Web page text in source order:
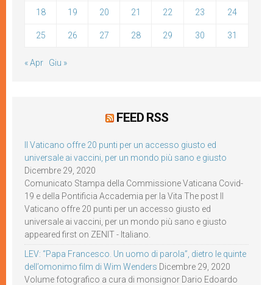
18 19 20 21 22 23 24
25 26 27 28 29 30 31
« Apr Giu »
FEED RSS
Il Vaticano offre 20 punti per un accesso giusto ed
universale ai vaccini, per un mondo più sano e giusto
Dicembre 29, 2020
Comunicato Stampa della Commissione Vaticana Covid-
19 e della Pontificia Accademia per la Vita The post Il
Vaticano offre 20 punti per un accesso giusto ed
universale ai vaccini, per un mondo più sano e giusto
appeared first on ZENIT - Italiano.
LEV: “Papa Francesco. Un uomo di parola”, dietro le quinte
dell’omonimo film di Wim Wenders Dicembre 29, 2020
Volume fotografico a cura di monsignor Dario Edoardo